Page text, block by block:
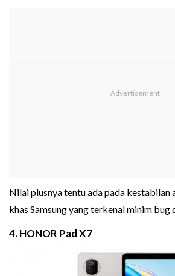
Nilai plusnya tentu ada pada kestabilan
khas Samsung yang terkenal minim bug
4. HONOR Pad X7